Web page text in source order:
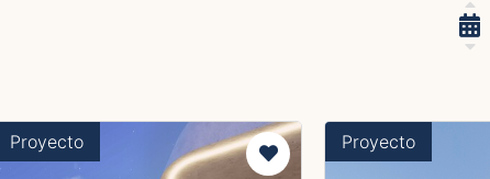
Proyecto Proyecto